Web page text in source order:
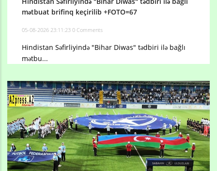
mətbuat brifinq keçirilib +FOTO=67
05-08-2026 23:11:23 0 Comments
Hindistan Səfirliyində "Bihar Diwas" tədbiri ilə bağlı
mətbu...